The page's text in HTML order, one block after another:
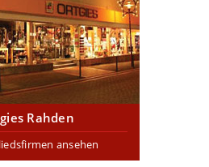
Rahden
ansehen